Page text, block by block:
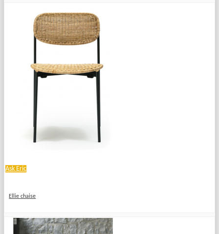
Ask Eric
Ellie chaise